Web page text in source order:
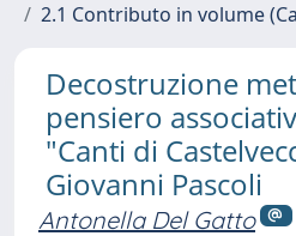
2.1 Contributo in volume
Decostruzione
pensiero
"Canti di
Giovanni Pascoli
Antonella Del Gatto